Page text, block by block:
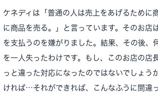
ケネディは「普通の人は売上をあげるために
に商品を売る。」と言っています。そのお店
を支払うのを嫌がりました。結果、その後、
を一人失ったわけです。もし、このお店の店
っと違った対応になったのではないでしょう
ければ…それができれば、こんなふうに間違